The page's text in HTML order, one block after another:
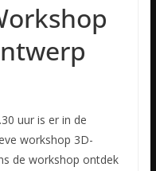
uur is er in de
workshop 3D-
de workshop ontdek